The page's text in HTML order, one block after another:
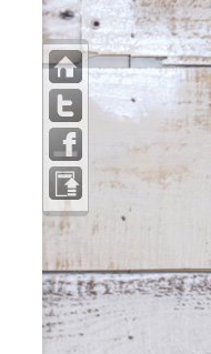
トッ
プペ
ージ
ペー
ジの
先頭
へ